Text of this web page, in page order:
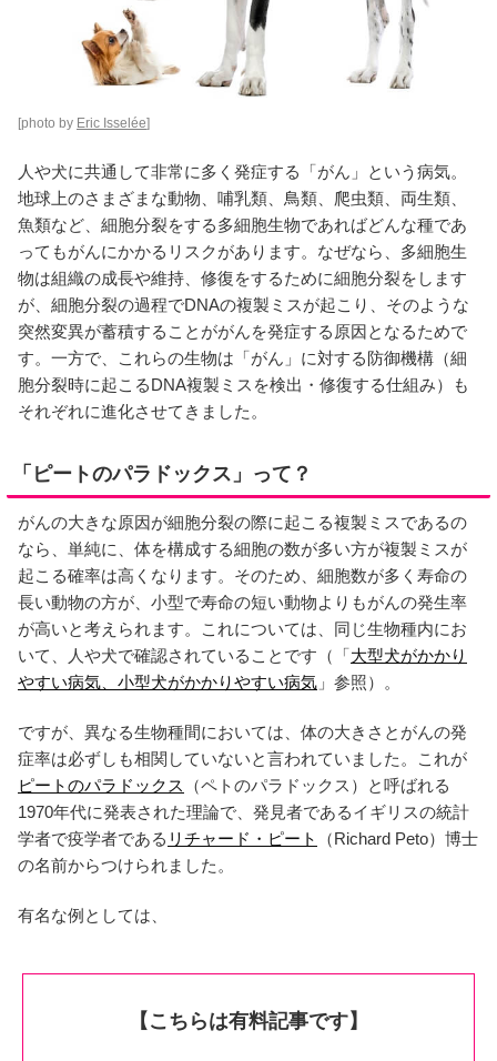
[photo by Eric Isselée]
人や犬に共通して非常に多く発症する「がん」という病気。
地球上のさまざまな動物、哺乳類、鳥類、爬虫類、両生類、
魚類など、細胞分裂をする多細胞生物であればどんな種であ
ってもがんにかかるリスクがあります。なぜなら、多細胞生
物は組織の成長や維持、修復をするために細胞分裂をします
が、細胞分裂の過程でDNAの複製ミスが起こり、そのような
突然変異が蓄積することががんを発症する原因となるためで
す。一方で、これらの生物は「がん」に対する防御機構（細
胞分裂時に起こるDNA複製ミスを検出・修復する仕組み）も
それぞれに進化させてきました。
「ピートのパラドックス」って？
がんの大きな原因が細胞分裂の際に起こる複製ミスであるの
なら、単純に、体を構成する細胞の数が多い方が複製ミスが
起こる確率は高くなります。そのため、細胞数が多く寿命の
長い動物の方が、小型で寿命の短い動物よりもがんの発生率
が高いと考えられます。これについては、同じ生物種内にお
いて、人や犬で確認されていることです（「大型犬がかかり
やすい病気、小型犬がかかりやすい病気 」参照）。
ですが、異なる生物種間においては、体の大きさとがんの発
症率は必ずしも相関していないと言われていました。これが
ピートのパラドックス
（ペトのパラドックス）と呼ばれる
1970年代に発表された理論で、発見者であるイギリスの統計
学者で疫学者である リチャード・ピート
（Richard Peto）博士
の名前からつけられました。
有名な例としては、
【こちらは有料記事です】